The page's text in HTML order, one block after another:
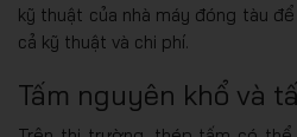
kỹ thuật của nhà máy đóng tàu
cả kỹ thuật và chi phí.
Tấm nguyên khổ và